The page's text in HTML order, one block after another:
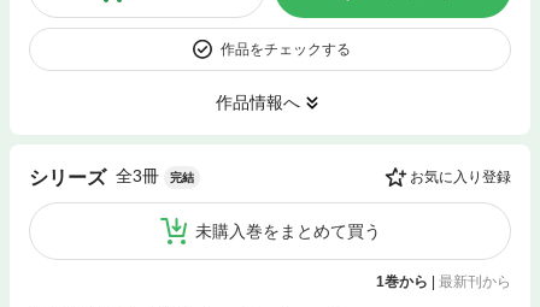
作品をチェックする
作品情報へ
シリーズ 全3冊 完結 お気に入り登録
未購入巻をまとめて買う
1巻から | 最新刊から